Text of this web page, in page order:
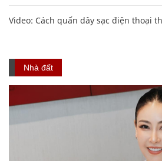
Video: Cách quấn dây sạc điện thoại
Nhà đất